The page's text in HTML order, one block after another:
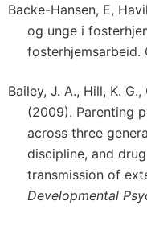
Backe-Hansen, E,
og unge i
fosterhjemsarbeid.
Bailey, J. A., Hill, K.
(2009). Parenting
across three
discipline, and
transmission of
Developmental